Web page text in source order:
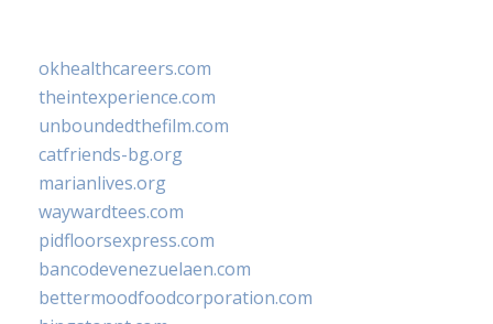
okhealthcareers.com
theintexperience.com
unboundedthefilm.com
catfriends-bg.org
marianlives.org
waywardtees.com
pidfloorsexpress.com
bancodevenezuelaen.com
bettermoodfoodcorporation.com